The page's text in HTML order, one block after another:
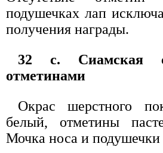
подушечках лап
получения награды.
32 с. Сиамская
отметинами
Окрас шерстного
белый, отметины
Мочка носа и подушечки